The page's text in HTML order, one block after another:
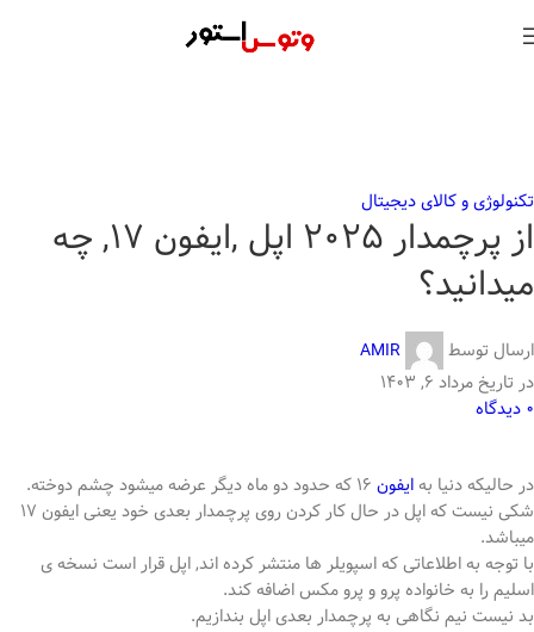
تکنولوژی و کالای دیجیتال
از پرچمدار 2025 اپل ,ایفون 17, چه
میدانید؟
ارسال توسط
AMIR
در تاریخ مرداد ۶, ۱۴۰۳
0 دیدگاه
در حالیکه دنیا به ایفون
16 که حدود دو ماه دیگر عرضه میشود چشم دوخته.
شکی نیست که اپل در حال کار کردن روی پرچمدار بعدی خود یعنی ایفون 17
میباشد.
با توجه به اطلاعاتی که اسپویلر ها منتشر کرده اند, اپل قرار است نسخه ی
اسلیم را به خانواده پرو و پرو مکس اضافه کند.
بد نیست نیم نگاهی به پرچمدار بعدی اپل بندازیم.